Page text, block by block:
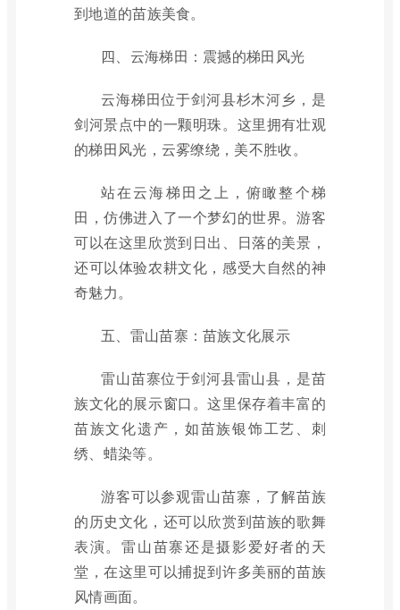
到地道的苗族美食。
四、云海梯田：震撼的梯田风光
云海梯田位于剑河县杉木河乡，是
剑河景点中的一颗明珠。这里拥有壮观
的梯田风光，云雾缭绕，美不胜收。
站在云海梯田之上，俯瞰整个梯
田，仿佛进入了一个梦幻的世界。游客
可以在这里欣赏到日出、日落的美景，
还可以体验农耕文化，感受大自然的神
奇魅力。
五、雷山苗寨：苗族文化展示
雷山苗寨位于剑河县雷山县，是苗
族文化的展示窗口。这里保存着丰富的
苗族文化遗产，如苗族银饰工艺、刺
绣、蜡染等。
游客可以参观雷山苗寨，了解苗族
的历史文化，还可以欣赏到苗族的歌舞
表演。雷山苗寨还是摄影爱好者的天
堂，在这里可以捕捉到许多美丽的苗族
风情画面。